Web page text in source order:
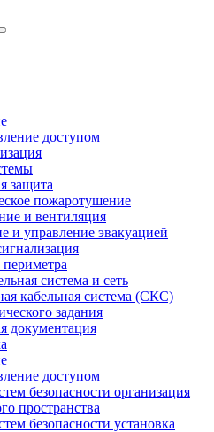
доступом
защита
пожаротушение
и вентиляция
и управление эвакуацией
система и сеть
кабельная система (СКС)
задания
документация
доступом
безопасности организация
пространства
безопасности установка